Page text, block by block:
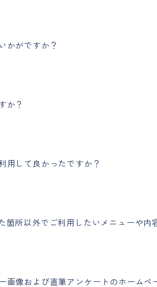
かがですか？
か？
用して良かったですか？
箇所以外でご利用したいメニューや内
画像および直筆アンケートのホーム